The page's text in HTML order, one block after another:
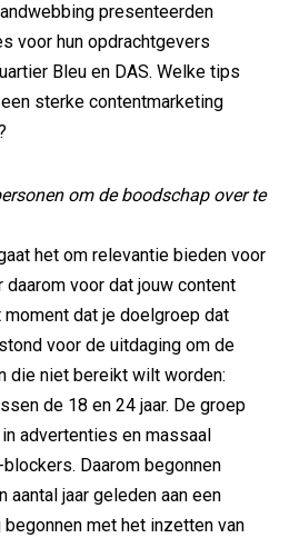
presenteerden
voor hun opdrachtgevers
Bleu en DAS. Welke tips
sterke contentmarketing
om de boodschap over te
het om relevantie bieden voor
voor dat jouw content
dat je doelgroep dat
voor de uitdaging om de
die niet bereikt wilt worden:
de 18 en 24 jaar. De groep
advertenties en massaal
Daarom begonnen
aantal jaar geleden aan een
begonnen met het inzetten van